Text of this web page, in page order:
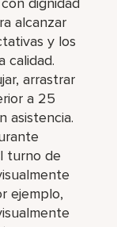
alcanzar
y los
calidad.
arrastrar
a 25
asistencia.
turno de
ejemplo,